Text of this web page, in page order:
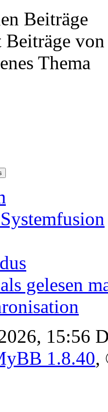
Beiträge
Beiträge
Thema
gelesen
15:56
1.8.40,